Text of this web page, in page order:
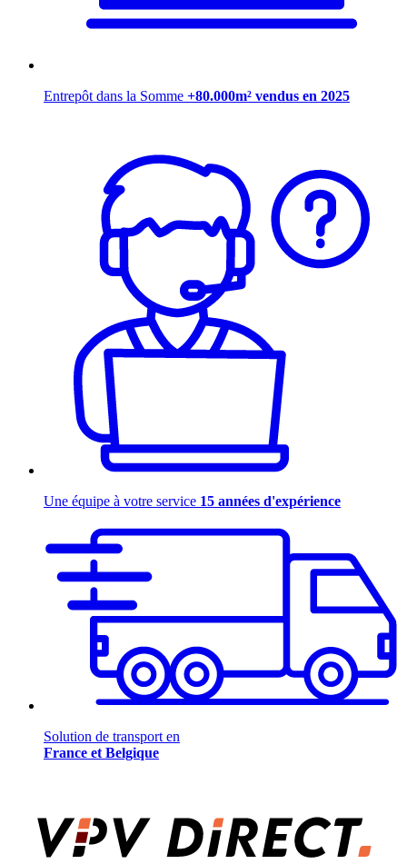
Entrepôt dans la Somme +80.000m² vendus en 2025
Une équipe à votre service 15 années d'expérience
Solution de transport en
France et Belgique